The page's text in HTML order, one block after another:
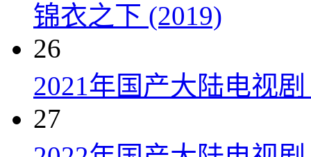
锦衣之下 (2019)
26
2021年国产大陆电视
27